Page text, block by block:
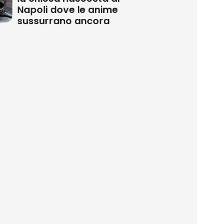
Napoli dove le anime
sussurrano ancora